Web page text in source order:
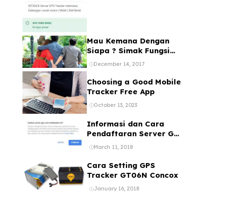
Mau Kemana Dengan
Siapa ? Simak Fungsi
dan Manfaat GPS Mobil
December 14, 2017
Choosing a Good Mobile
Tracker Free App
October 13, 2023
Informasi dan Cara
Pendaftaran Server GPS
Tracker melalui web
ataupun Aplikasi Online
Gratis
March 11, 2018
Cara Setting GPS
Tracker GT06N Concox
January 16, 2018